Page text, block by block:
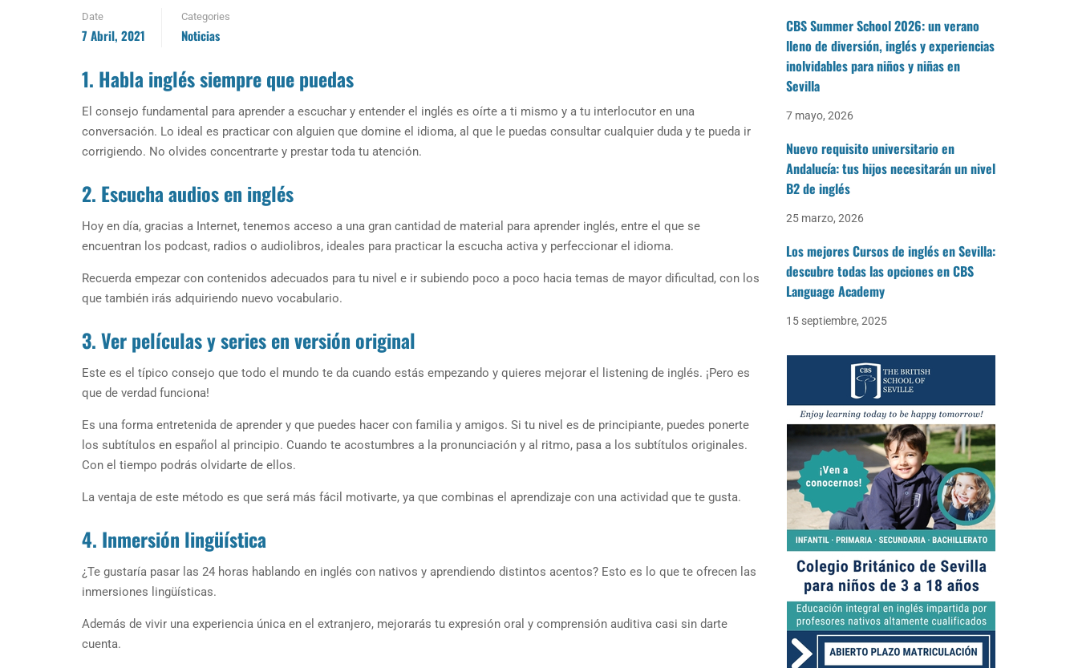
Date
7 Abril, 2021
Categories
Noticias
1. Habla inglés siempre que puedas
El consejo fundamental para aprender a escuchar y entender el inglés es oírte a ti mismo y a tu interlocutor en una
conversación. Lo ideal es practicar con alguien que domine el idioma, al que le puedas consultar cualquier duda y te pueda ir
corrigiendo. No olvides concentrarte y prestar toda tu atención.
2. Escucha audios en inglés
Hoy en día, gracias a Internet, tenemos acceso a una gran cantidad de material para aprender inglés, entre el que se
encuentran los podcast, radios o audiolibros, ideales para practicar la escucha activa y perfeccionar el idioma.
Recuerda empezar con contenidos adecuados para tu nivel e ir subiendo poco a poco hacia temas de mayor dificultad, con los
que también irás adquiriendo nuevo vocabulario.
3. Ver películas y series en versión original
Este es el típico consejo que todo el mundo te da cuando estás empezando y quieres mejorar el listening de inglés. ¡Pero es
que de verdad funciona!
Es una forma entretenida de aprender y que puedes hacer con familia y amigos. Si tu nivel es de principiante, puedes ponerte
los subtítulos en español al principio. Cuando te acostumbres a la pronunciación y al ritmo, pasa a los subtítulos originales.
Con el tiempo podrás olvidarte de ellos.
La ventaja de este método es que será más fácil motivarte, ya que combinas el aprendizaje con una actividad que te gusta.
4. Inmersión lingüística
¿Te gustaría pasar las 24 horas hablando en inglés con nativos y aprendiendo distintos acentos? Esto es lo que te ofrecen las
inmersiones lingüísticas.
Además de vivir una experiencia única en el extranjero, mejorarás tu expresión oral y comprensión auditiva casi sin darte
cuenta.
CBS Summer School 2026: un verano
lleno de diversión, inglés y experiencias
inolvidables para niños y niñas en
Sevilla
7 mayo, 2026
Nuevo requisito universitario en
Andalucía: tus hijos necesitarán un nivel
B2 de inglés
25 marzo, 2026
Los mejores Cursos de inglés en Sevilla:
descubre todas las opciones en CBS
Language Academy
15 septiembre, 2025